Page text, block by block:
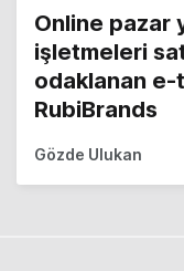
Online pazar
işletmeleri
odaklanan e-
RubiBrands
Gözde Ulukan